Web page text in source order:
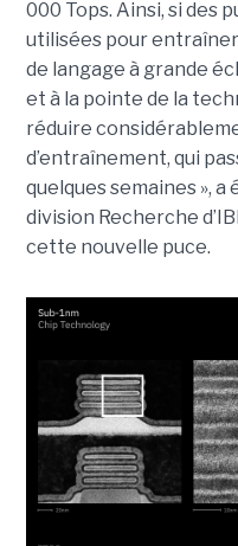
000 Tops. Ainsi, si des
utilisées pour
de langage à grande
et à la pointe de la
réduire
d’entraînement, qui
quelques semaines »,
division Recherche
cette nouvelle puce.